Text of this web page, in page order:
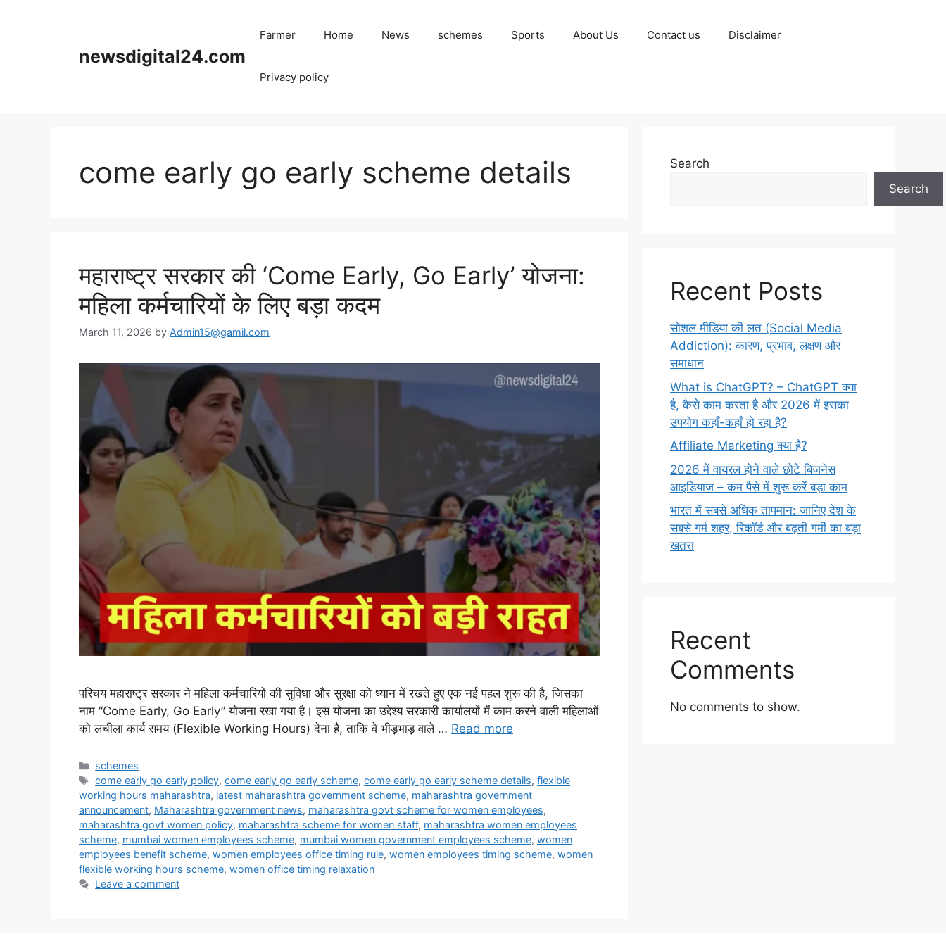
newsdigital24.com
Farmer Home News schemes Sports About Us Contact us Disclaimer
Privacy policy
come early go early scheme details
महाराष्ट्र सरकार की ‘Come Early, Go Early’ योजना:
महिला कर्मचारियों के लिए बड़ा कदम
March 11, 2026 by Admin15@gamil.com
परिचय महाराष्ट्र सरकार ने महिला कर्मचारियों की सुविधा और सुरक्षा को ध्यान में रखते हुए एक नई पहल शुरू की है, जिसका
नाम “Come Early, Go Early” योजना रखा गया है। इस योजना का उद्देश्य सरकारी कार्यालयों में काम करने वाली महिलाओं
को लचीला कार्य समय (Flexible Working Hours) देना है, ताकि वे भीड़भाड़ वाले … Read more
Categories
schemes
Tags
come early go early policy,come early go early scheme,come early go early scheme details,flexible
working hours maharashtra, latest maharashtra government scheme, maharashtra government
announcement, Maharashtra government news, maharashtra govt scheme for women employees,
maharashtra govt women policy, maharashtra scheme for women staff, maharashtra women employees
scheme, mumbai women employees scheme, mumbai women government employees scheme, women
employees benefit scheme, women employees office timing rule, women employees timing scheme, women
flexible working hours scheme, women office timing relaxation
Leave a comment
Search
Search
Recent Posts
सोशल मीडिया की लत (Social Media
Addiction): कारण, प्रभाव, लक्षण और
समाधान
What is ChatGPT? – ChatGPT क्या
है, कैसे काम करता है और 2026 में इसका
उपयोग कहाँ-कहाँ हो रहा है?
Affiliate Marketing क्या है?
2026 में वायरल होने वाले छोटे बिजनेस
आइडियाज – कम पैसे में शुरू करें बड़ा काम
भारत में सबसे अधिक तापमान: जानिए देश के
सबसे गर्म शहर, रिकॉर्ड और बढ़ती गर्मी का बड़ा
खतरा
Recent
Comments
No comments to show.